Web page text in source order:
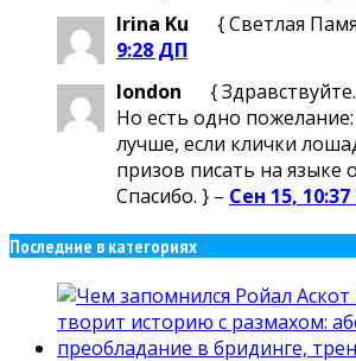
Irina Ku
{ Светлая
9:28 ДП
london
{
Но есть одно
лучше, если клички
призов писать на языке
Спасибо. } – Сен 15,
Последние в категориях